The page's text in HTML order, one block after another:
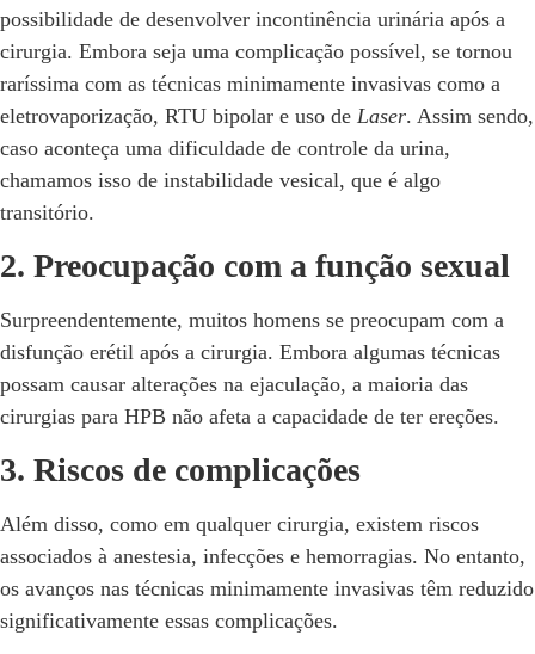
possibilidade de desenvolver incontinência urinária após a
cirurgia. Embora seja uma complicação possível, se tornou
raríssima com as técnicas minimamente invasivas como a
eletrovaporização, RTU bipolar e uso de Laser. Assim sendo,
caso aconteça uma dificuldade de controle da urina,
chamamos isso de instabilidade vesical, que é algo
transitório.
2. Preocupação com a função sexual
Surpreendentemente, muitos homens se preocupam com a
disfunção erétil após a cirurgia. Embora algumas técnicas
possam causar alterações na ejaculação, a maioria das
cirurgias para HPB não afeta a capacidade de ter ereções.
3. Riscos de complicações
Além disso, como em qualquer cirurgia, existem riscos
associados à anestesia, infecções e hemorragias. No entanto,
os avanços nas técnicas minimamente invasivas têm reduzido
significativamente essas complicações.